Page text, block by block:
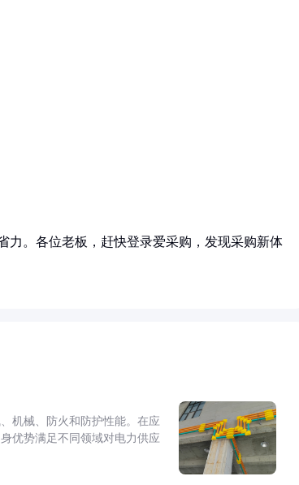
力。各位老板，赶快登录爱采购，发现采购新体
机械、防火和防护性能。在应
优势满足不同领域对电力供应